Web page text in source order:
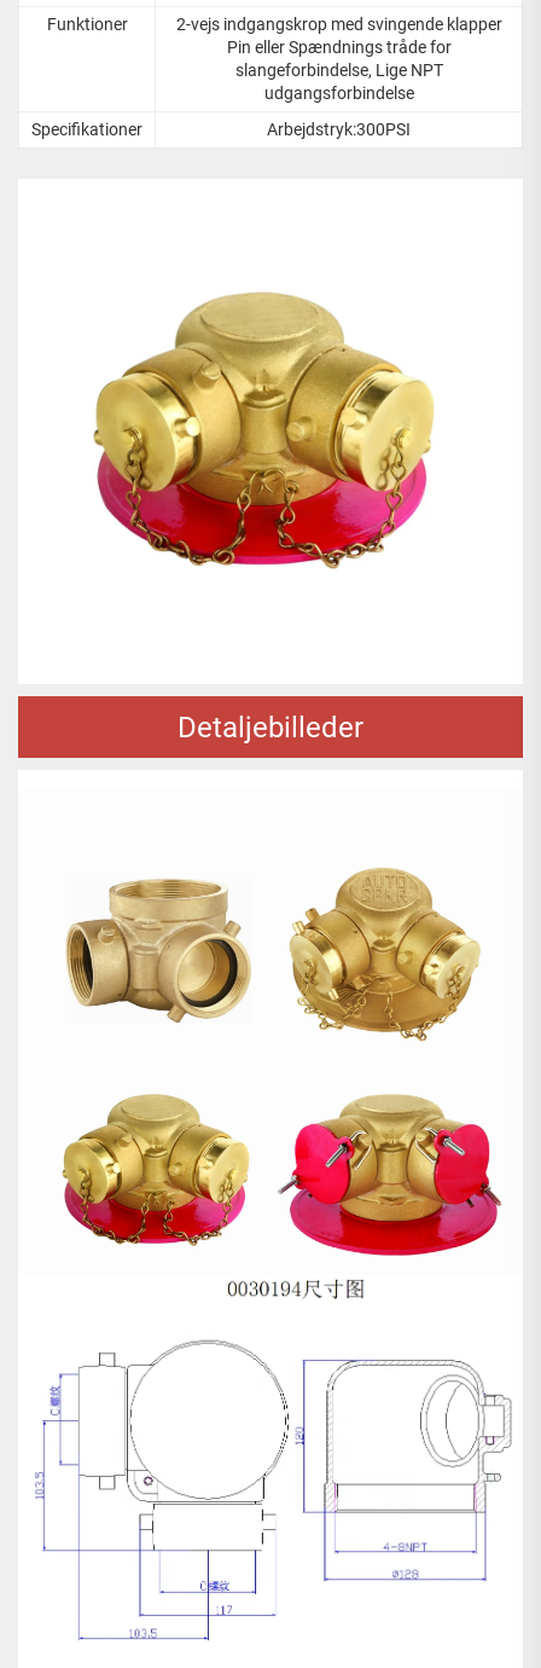
Funktioner
2-vejs indgangskrop med svingende klapper
Pin eller Spændnings tråde for
slangeforbindelse, Lige NPT
udgangsforbindelse
Specifikationer
Arbejdstryk:300PSI
Detaljebilleder